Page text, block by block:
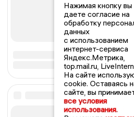
Нажимая кнопку вы
даете согласие на
обработку
данных
с использованием
интернет-сервиса
Яндекс.Метрика,
top.mail.ru,
На сайте
cookie. Оставаясь
сайте, вы
все условия
использования.